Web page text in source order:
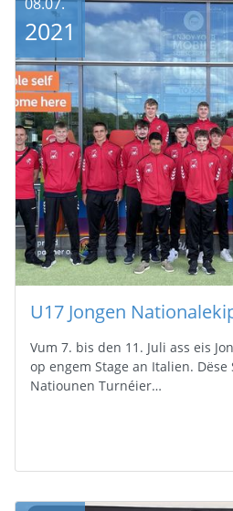
U17 Jongen
Vum 7. bis den 11. Juli ass eis
op engem Stage an Italien. Dëse
Natiounen Turnéier…
2021